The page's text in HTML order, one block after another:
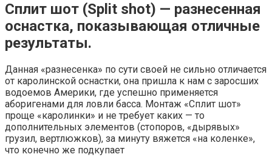
Сплит шот (Split shot) — разнесенная
оснастка, показывающая отличные
результаты.
Данная «разнесенка» по сути своей не сильно отличается
от каролинской оснастки, она пришла к нам с заросших
водоемов Америки, где успешно применяется
аборигенами для ловли басса. Монтаж «Сплит шот»
проще «каролинки» и не требует каких — то
дополнительных элементов (стопоров, «дырявых»
грузил, вертлюжков), за минуту вяжется «на коленке»,
что конечно же подкупает